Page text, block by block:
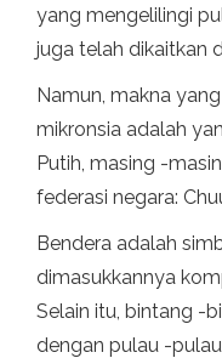
yang mengelilingi
juga telah dikaitkan
Namun, makna
mikronsia adalah
Putih, masing -
federasi negara:
Bendera adalah
dimasukkannya
Selain itu, bintang -
dengan pulau -